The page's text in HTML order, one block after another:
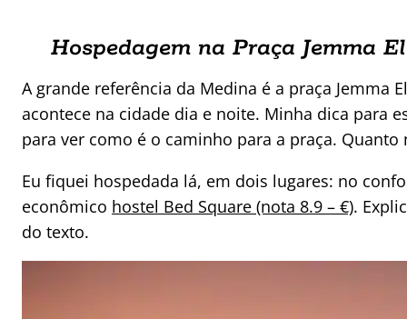
Hospedagem na Praça Jemma
A grande referência da Medina é a praça Jemma
acontece na cidade dia e noite. Minha dica para
para ver como é o caminho para a praça.
Eu fiquei hospedada lá, em dois lugares: no
econômico hostel Bed Square (nota 8.9 – €).
do texto.